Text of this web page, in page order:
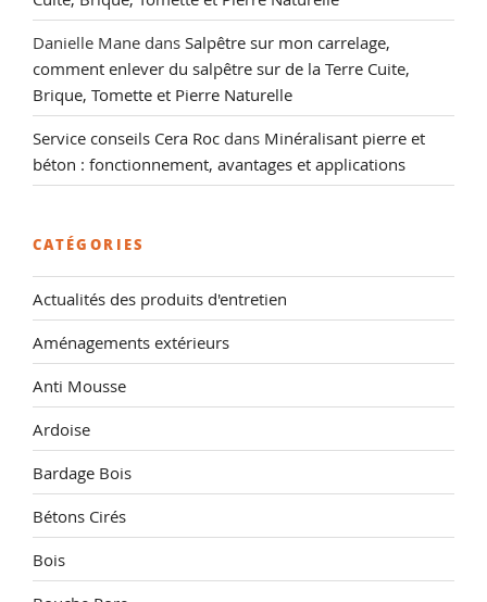
Danielle Mane dans Salpêtre sur mon carrelage,
comment enlever du salpêtre sur de la Terre Cuite,
Brique, Tomette et Pierre Naturelle
Service conseils Cera Roc dans Minéralisant pierre et
béton : fonctionnement, avantages et applications
CATÉGORIES
Actualités des produits d'entretien
Aménagements extérieurs
Anti Mousse
Ardoise
Bardage Bois
Bétons Cirés
Bois